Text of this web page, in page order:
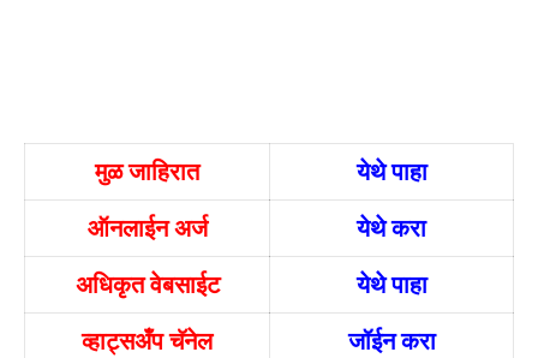
मुळ जाहिरात
येथे पाहा
ऑनलाईन अर्ज
येथे करा
अधिकृत वेबसाईट
येथे पाहा
व्हाट्सअँप चॅनेल
जॉईन करा